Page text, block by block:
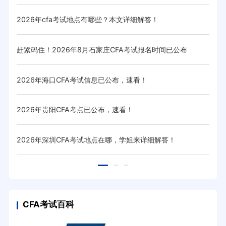
2026年cfa考试地点有哪些？本文详细解答！
赶紧码住！2026年8月石家庄CFA考试报名时间已公布
2026年海口CFA考试信息已公布，速看！
2026年贵阳CFA考点已公布，速看！
2026年深圳CFA考试地点在哪，学姐来详细解答！
CFA考试百科